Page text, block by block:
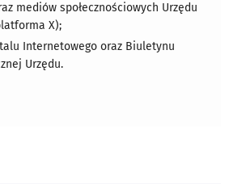
mediów społecznościowych Urzędu
X);
Internetowego oraz Biuletynu
Urzędu.